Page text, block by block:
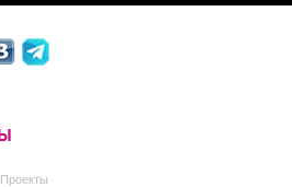
Проекты